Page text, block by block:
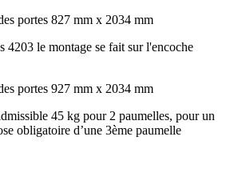
portes 827 mm x 2034 mm
4203 le montage se fait sur l'encoche
portes 927 mm x 2034 mm
45 kg pour 2 paumelles, pour un
obligatoire d’une 3ème paumelle